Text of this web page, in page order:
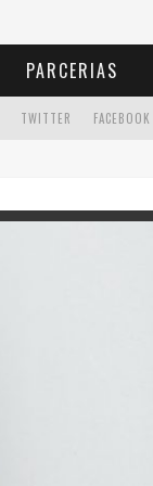
PARCERIAS
FACEBOOK
TWITTER